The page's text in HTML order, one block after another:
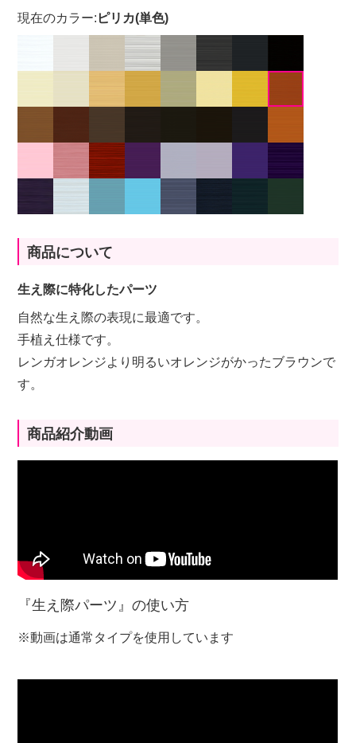
現在のカラー: ピリカ(単色)
商品について
生え際に特化したパーツ
自然な生え際の表現に最適です。
手植え仕様です。
レンガオレンジより明るいオレンジがかったブラウンで
す。
商品紹介動画
『生え際パーツ』の使い方
※動画は通常タイプを使用しています